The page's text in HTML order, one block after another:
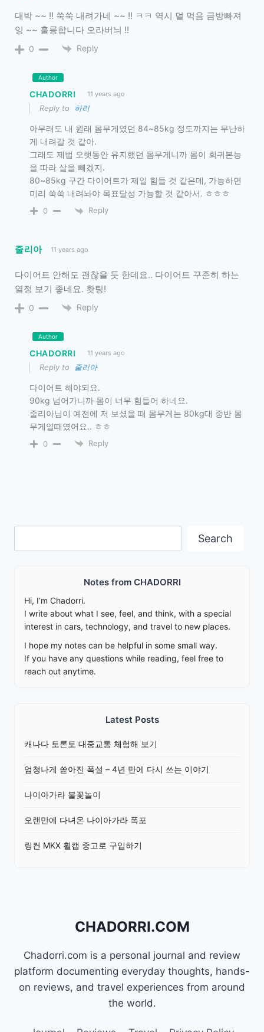
대박 ~~ !! 쑥쑥 내려가네 ~~ !! ㅋㅋ 역시 덜 먹음 금방빠져
잉 ~~ 훌륭합니다 오라버늬 !!
0 Reply
Author
CHADORRI 11 years ago
Reply to 하리
아무래도 내 원래 몸무게였던 84~85kg 정도까지는 무난하
게 내려갈 것 같아.
그래도 제법 오랫동안 유지했던 몸무게니까 몸이 회귀본능
을 따라 살을 빼겠지.
80~85kg 구간 다이어트가 제일 힘들 것 같은데, 가능하면
미리 쑥쑥 내려놔야 목표달성 가능할 것 같아서. ㅎㅎㅎ
0 Reply
줄리아 11 years ago
다이어트 안해도 괜찮을 듯 한데요.. 다이어트 꾸준히 하는
열정 보기 좋네요. 홧팅!
0 Reply
Author
CHADORRI 11 years ago
Reply to 줄리아
다이어트 해야되요.
90kg 넘어가니까 몸이 너무 힘들어 하네요.
줄리아님이 예전에 저 보셨을 때 몸무게는 80kg대 중반 몸
무게일때였어요.. ㅎㅎ
0 Reply
Search
Notes from CHADORRI
Hi, I’m Chadorri.
I write about what I see, feel, and think, with a special
interest in cars, technology, and travel to new places.
I hope my notes can be helpful in some small way.
If you have any questions while reading, feel free to
reach out anytime.
Latest Posts
캐나다 토론토 대중교통 체험해 보기
엄청나게 쏟아진 폭설 – 4년 만에 다시 쓰는 이야기
나이아가라 불꽃놀이
오랜만에 다녀온 나이아가라 폭포
링컨 MKX 휠캡 중고로 구입하기
CHADORRI.COM
Chadorri.com is a personal journal and review
platform documenting everyday thoughts, hands-
on reviews, and travel experiences from around
the world.